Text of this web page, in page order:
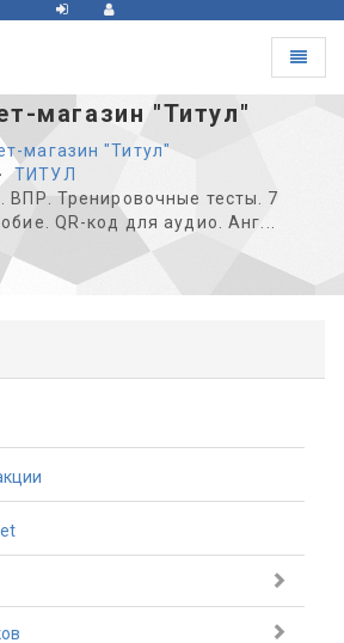
Toggle
магазин "Титул"
магазин "Титул"
ТИТУЛ
ВПР. Тренировочные тесты. 7
QR-код для аудио. Анг...